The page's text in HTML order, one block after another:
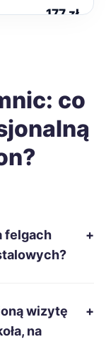
177 zł
180 zł
180 zł
181 zł
co
felgach
+
wizytę
na
+